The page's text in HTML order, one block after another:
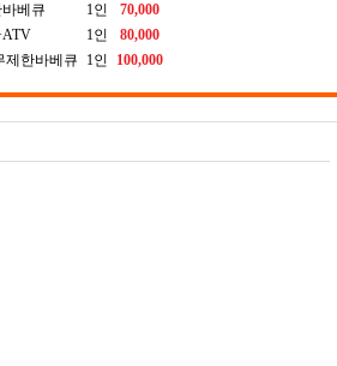
베큐
1인
70,000
1인
80,000
제한바베큐
1인 100,000